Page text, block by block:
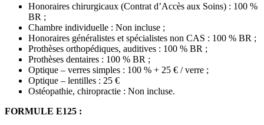
Honoraires chirurgicaux (Contrat d’Accès aux Soins) : 100 %
BR ;
Chambre individuelle : Non incluse ;
Honoraires généralistes et spécialistes non CAS : 100 % BR ;
Prothèses orthopédiques, auditives : 100 % BR ;
Prothèses dentaires : 100 % BR ;
Optique – verres simples : 100 % + 25 € / verre ;
Optique – lentilles : 25 €
Ostéopathie, chiropractie : Non incluse.
FORMULE E125 :